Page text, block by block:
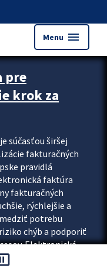
Menu menu
pre
krok za
súčasťou širšej
fakturačných
pravidlá
faktúra
fakturačných
rýchlejšie a
potrebu
chýb a podporiť
Elektronická